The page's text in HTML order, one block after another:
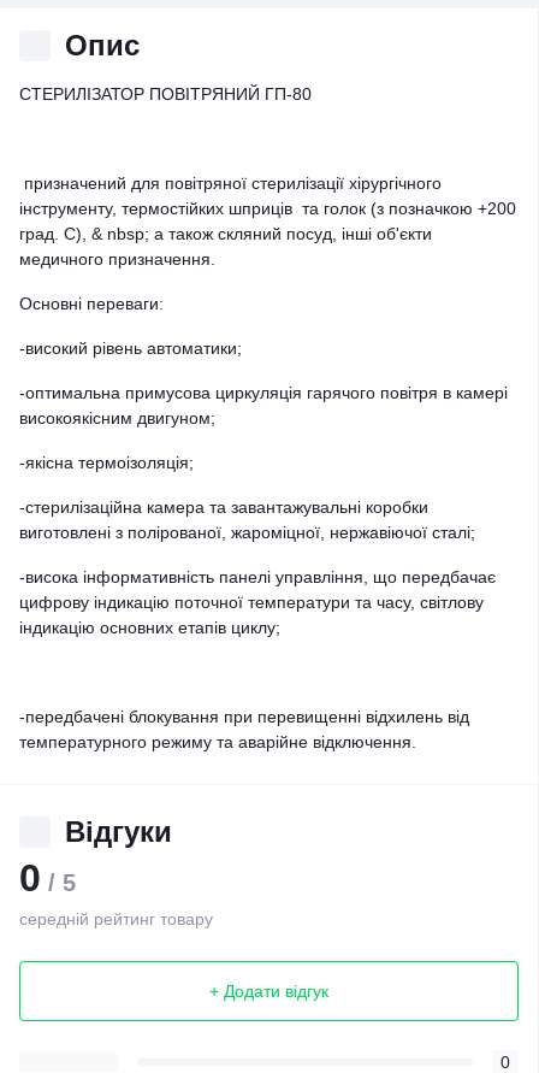
Опис
СТЕРИЛІЗАТОР ПОВІТРЯНИЙ ГП-80
призначений для повітряної стерилізації хірургічного
інструменту, термостійких шприців та голок (з позначкою +200
град. С), & nbsp; а також скляний посуд, інші об'єкти
медичного призначення.
Основні переваги:
-високий рівень автоматики;
-оптимальна примусова циркуляція гарячого повітря в камері
високоякісним двигуном;
-якісна термоізоляція;
-стерилізаційна камера та завантажувальні коробки
виготовлені з полірованої, жароміцної, нержавіючої сталі;
-висока інформативність панелі управління, що передбачає
цифрову індикацію поточної температури та часу, світлову
індикацію основних етапів циклу;
-передбачені блокування при перевищенні відхилень від
температурного режиму та аварійне відключення.
Відгуки
0 / 5
середній рейтинг товару
+ Додати відгук
0